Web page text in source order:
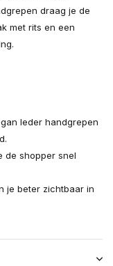
draag je de
met rits en een
leder handgrepen
de shopper snel
je beter zichtbaar in